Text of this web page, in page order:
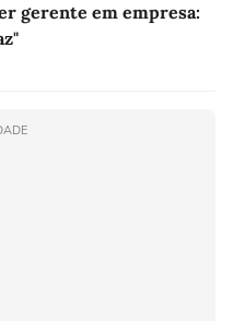
gerente em empresa: